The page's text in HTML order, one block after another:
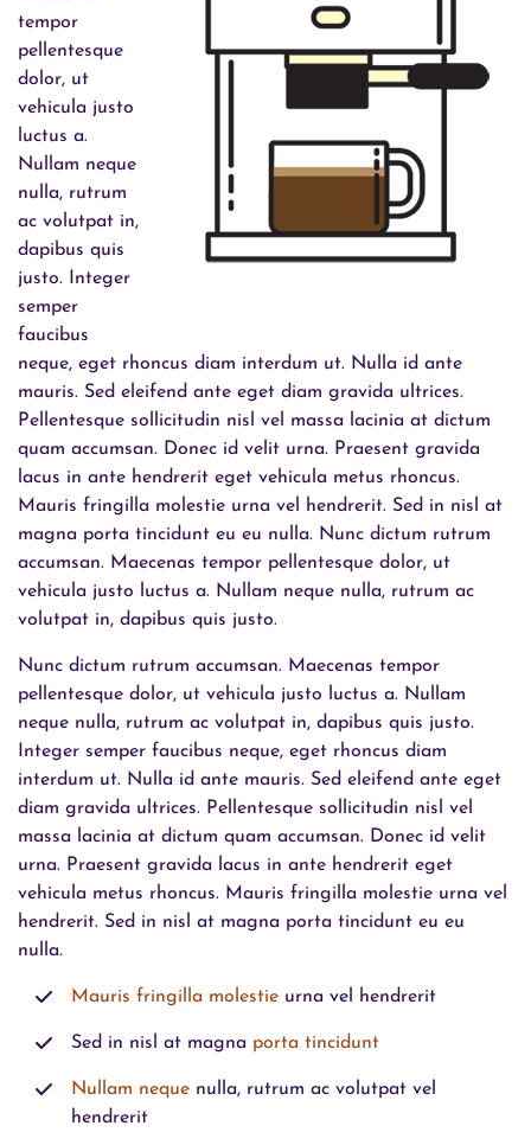
tempor
pellentesque
dolor, ut
vehicula justo
luctus a.
Nullam neque
nulla, rutrum
ac volutpat in,
dapibus quis
justo. Integer
semper
faucibus
neque, eget rhoncus diam interdum ut. Nulla id ante
mauris. Sed eleifend ante eget diam gravida ultrices.
Pellentesque sollicitudin nisl vel massa lacinia at dictum
quam accumsan. Donec id velit urna. Praesent gravida
lacus in ante hendrerit eget vehicula metus rhoncus.
Mauris fringilla molestie urna vel hendrerit. Sed in nisl at
magna porta tincidunt eu eu nulla. Nunc dictum rutrum
accumsan. Maecenas tempor pellentesque dolor, ut
vehicula justo luctus a. Nullam neque nulla, rutrum ac
volutpat in, dapibus quis justo.
Nunc dictum rutrum accumsan. Maecenas tempor
pellentesque dolor, ut vehicula justo luctus a. Nullam
neque nulla, rutrum ac volutpat in, dapibus quis justo.
Integer semper faucibus neque, eget rhoncus diam
interdum ut. Nulla id ante mauris. Sed eleifend ante eget
diam gravida ultrices. Pellentesque sollicitudin nisl vel
massa lacinia at dictum quam accumsan. Donec id velit
urna. Praesent gravida lacus in ante hendrerit eget
vehicula metus rhoncus. Mauris fringilla molestie urna vel
hendrerit. Sed in nisl at magna porta tincidunt eu eu
nulla.
Mauris fringilla molestie urna vel hendrerit
Sed in nisl at magna porta tincidunt
Nullam neque nulla, rutrum ac volutpat vel
hendrerit